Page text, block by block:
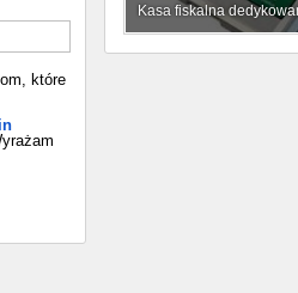
Kasa fiskalna
które